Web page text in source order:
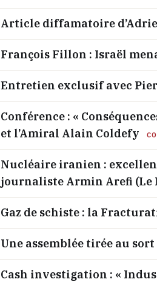
Article diffamatoire
François Fillon : Israël
Entretien exclusif avec
Conférence : «
et l’Amiral Alain Coldefy
Nucléaire iranien :
journaliste Armin Arefi (Le
Gaz de schiste : la
Une assemblée tirée au
Cash investigation : «